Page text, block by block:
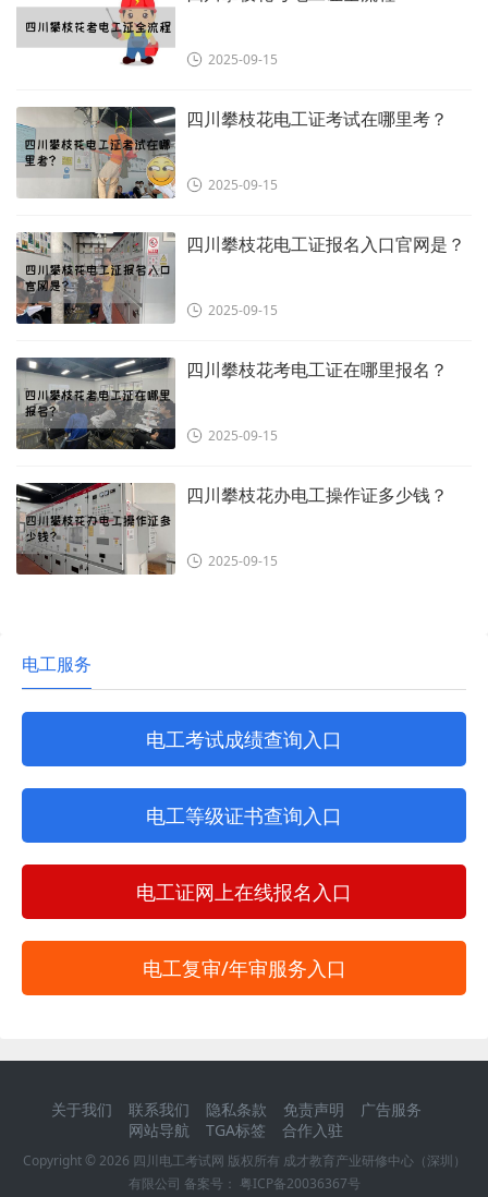
2025-09-15
四川攀枝花电工证考试在哪里考？
2025-09-15
四川攀枝花电工证报名入口官网是？
2025-09-15
四川攀枝花考电工证在哪里报名？
2025-09-15
四川攀枝花办电工操作证多少钱？
2025-09-15
电工服务
电工考试成绩查询入口
电工等级证书查询入口
电工证网上在线报名入口
电工复审/年审服务入口
关于我们 联系我们 隐私条款 免责声明
广告服务
网站导航
TGA标签 合作入驻
Copyright © 2026 四川电工考试网 版权所有 成才教育产业研修中心（深圳）
有限公司 备案号： 粤ICP备20036367号